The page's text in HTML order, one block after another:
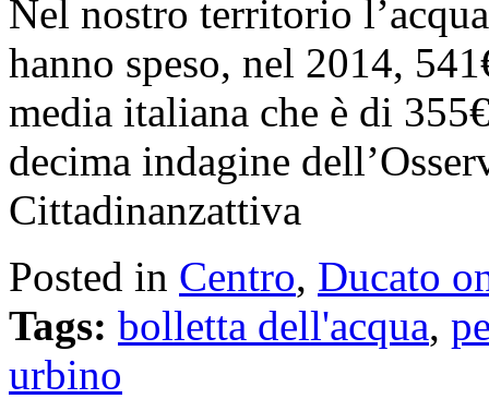
Nel nostro territorio
hanno speso, nel 2014,
media italiana che è di
decima indagine
Cittadinanzattiva
Posted in Centro, Ducato
Tags: bolletta dell'acqua,
urbino